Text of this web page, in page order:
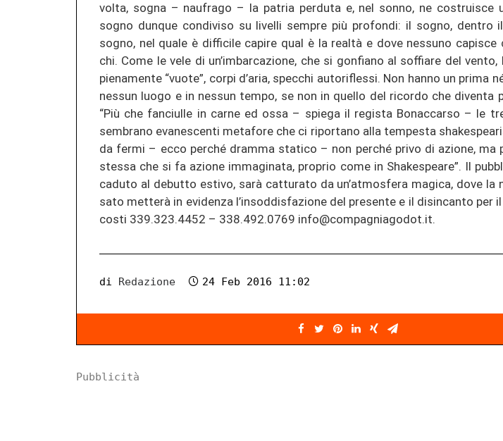
volta, sogna – nau­fra­go – la pa­tria per­duta e, nel sonno, ne cos­tr­uis­ce
sogno dun­que con­di­vi­so su li­vel­li sem­pre più pro­fon­di: il sogno, den­tro
sogno, nel quale è dif­fi­ci­le ca­pi­re qual è la realtà e dove nes­su­no ca­pis­ce
chi. Come le vele di un’im­bar­ca­zio­ne, che si go­n­fia­no al sof­fia­re del
pie­na­men­te “vuote”, corpi d’aria, spec­chi au­to­ri­fles­si. Non hanno un prima
nes­sun luogo e in nes­sun tempo, se non in quel­lo del ri­cor­do che di­ven­ta
“Più che fan­ciul­le in carne ed ossa – spie­ga il re­gis­ta Bo­nac­car­so – le
sem­bra­no eva­nes­cen­ti me­ta­fo­re che ci ri­por­ta­no alla tem­pes­ta
da fermi – ecco per­ché dram­ma sta­ti­co – non per­ché privo di azio­ne, ma
st­es­sa che si fa azio­ne im­ma­gi­na­ta, pro­prio come in Shakespeare”. Il
ca­duto al de­but­to es­ti­vo, sarà cat­tu­ra­to da un’at­mos­fe­ra ma­gi­ca, dove
sa­to metterà in evi­den­za l’in­sod­dis­fa­zio­ne del pre­sen­te e il di­sin­can­to per
costi 339.323.4452 – 338.492.0769 info@com­pag­nia­go­dot.it.
di Redazione 24 Feb 2016 11:02
Pubblicità